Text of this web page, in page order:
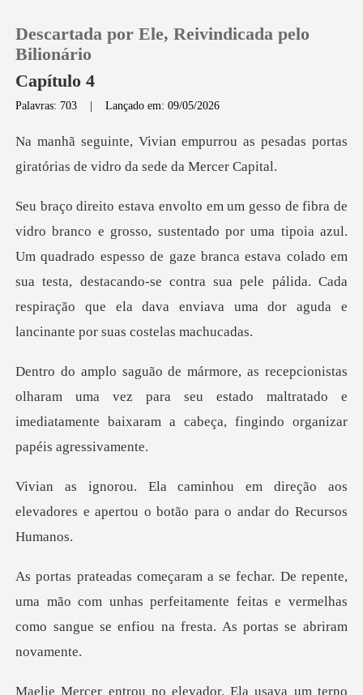
Loja
Histórico
Sair
Baixar App
Descartada por Ele, Reivindicada pelo
Bilionário
Capítulo 4
Palavras: 703 |Lançado em: 09/05/2026
u as pesadas portas
giratórias de
oia azul.
Um quadrado espesso de gaze branca estava colado em
sua testa, destacando-se contra sua pele
ram uma vez para seu estado maltratado e
imediatamente ba
ireção aos
elevadores e apertou o bo
ma mão com unhas perfeitamente feitas e vermelhas
como s